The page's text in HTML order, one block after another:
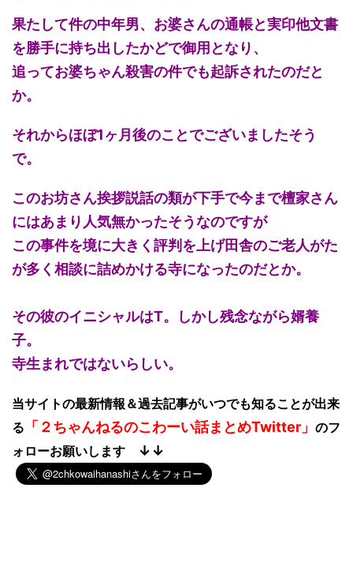
果たして件の中年男、お婆さんの通帳と実印他文書
を勝手に持ち出したかどで御用となり、
追ってお婆ちゃん殺害の件でも起訴されたのだと
か。
それからほぼ1ヶ月後のことでございましたそう
で。
このお坊さん挨拶説話の類が下手で今まで檀家さん
にはあまり人気無かったそうなのですが
この事件を境に大きく評判を上げ田舎のご老人がた
が多く相談に詰めかける寺になったのだとか。
その彼のイニシャルはT。しかし残念ながら婿養
子。
寺生まれではないらしい。
当サイトの最新情報＆過去記事がいつでも知ることが出来
る 「２ちゃんねるのこわーい話まとめTwitter」 のフ
ォローお願いします ↓↓